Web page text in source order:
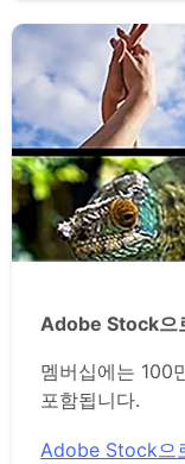
Adobe Stock으
멤버십에는 100
포함됩니다.
Adobe Stock으